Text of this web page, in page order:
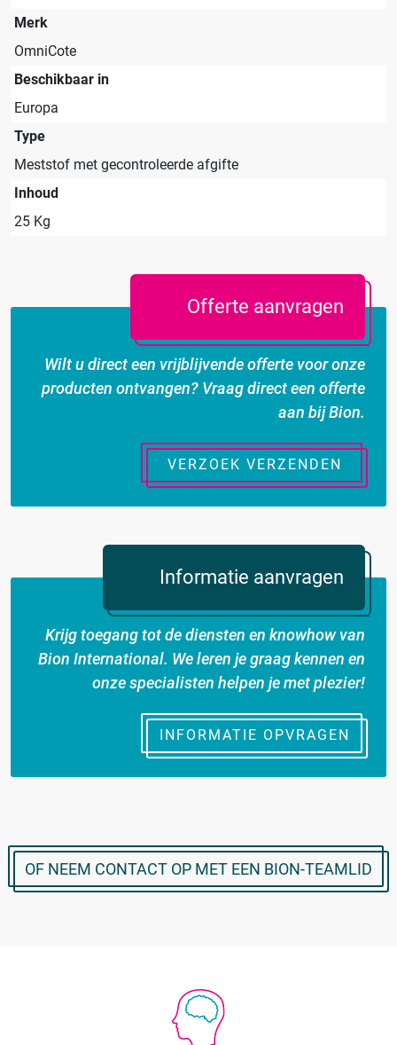
Merk
OmniCote
Beschikbaar in
Europa
Type
Meststof met gecontroleerde afgifte
Inhoud
25 Kg
Offerte aanvragen
Wilt u direct een vrijblijvende offerte voor onze
producten ontvangen? Vraag direct een offerte
aan bij Bion.
VERZOEK VERZENDEN
Informatie aanvragen
Krijg toegang tot de diensten en knowhow van
Bion International. We leren je graag kennen en
onze specialisten helpen je met plezier!
INFORMATIE OPVRAGEN
OF NEEM CONTACT OP MET EEN BION-TEAMLID